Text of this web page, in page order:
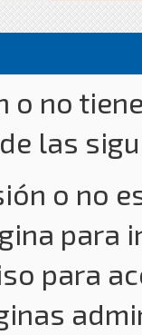
o no
las
o no
para
para